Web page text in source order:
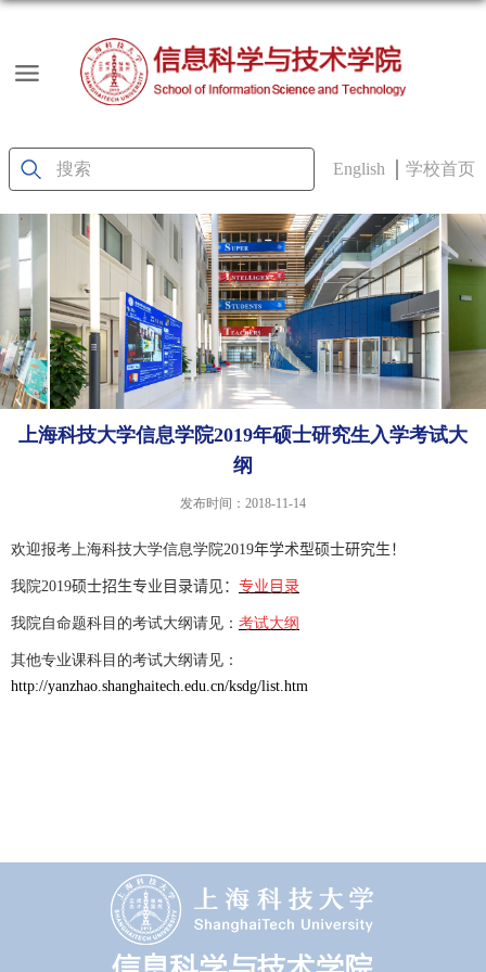
English 学校首页
上海科技大学信息学院2019年硕士研究生入学考试大
纲
发布时间：2018-11-14
欢迎报考上海科技大学信息学院2019年学术型硕士研究生！
我院2019硕士招生专业目录请见： 专业目录
我院自命题科目的考试大纲请见： 考试大纲
其他专业课科目的考试大纲请见：
http://yanzhao.shanghaitech.edu.cn/ksdg/list.htm